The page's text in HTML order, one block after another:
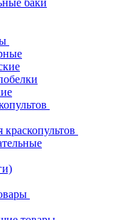
баки
краскопультов